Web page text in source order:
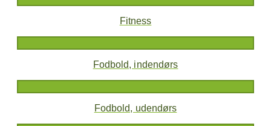
Fitness
Fodbold, indendørs
Fodbold, udendørs